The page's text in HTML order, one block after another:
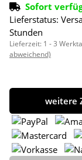
Sofort
Lieferstatus:
Stunden
Lieferzeit: 1 - 3
abweichend)
weitere